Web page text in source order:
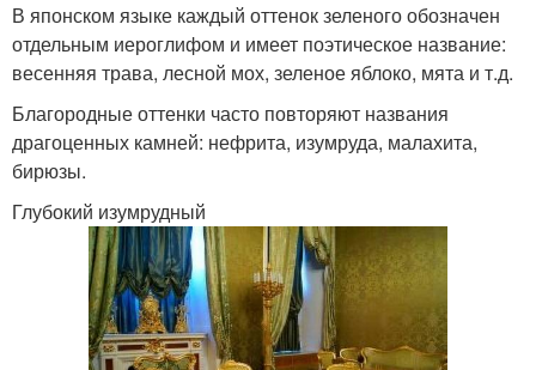
В японском языке каждый оттенок зеленого обозначен
отдельным иероглифом и имеет поэтическое название:
весенняя трава, лесной мох, зеленое яблоко, мята и т.д.
Благородные оттенки часто повторяют названия
драгоценных камней: нефрита, изумруда, малахита,
бирюзы.
Глубокий изумрудный